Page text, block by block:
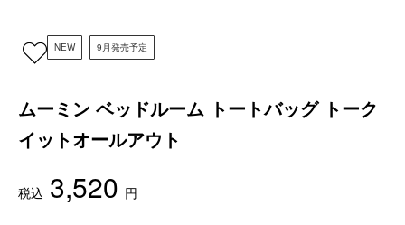
NEW 9月発売予定
ムーミン ベッドルーム トートバッグ トーク
イットオールアウト
税込 3,520 円